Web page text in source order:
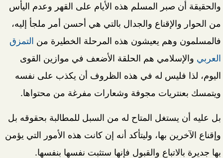
والحقيقة أن صبر المسلم هذه الأيام على القهر وعدم اليأس
من الحوار والإقناع والجدال بالتي هي أحسن أمر ملجأ إليه،
فالمسلمون وهم يعيشون هذه المرحلة الخطيرة من التمزق
العربي والإسلامي هم الحلقة الأضعف في موازين القوى
اليوم، لذا فليس له في هذه الظروف أن يكذب على نفسه
ويتمسك بعنتريات مجوفة وشعارات مفرغة من محتواها.
بل عليه أن يستغل المتاح له من السبل للمطالبة بحقوقه بل
وإقناع الآخرين بها، وليتأكد أنه إن كانت هذه الأمور التي يؤمن
بها جديرة بالاتباع والقبول فإنها ستثبت نفسها بنفسها.